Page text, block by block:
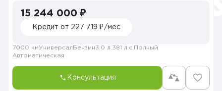
15 244 000 ₽
Кредит от 227 719 ₽/мес
7000 кмУниверсал Бензин3.0 л. 381 л.с. Полный
Автоматическая
Консультация